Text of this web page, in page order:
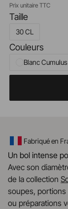
Taille
30 CL
Couleurs
Blanc Cumulus
Prix unitaire TTC
Fabriqué en
Un bol intense
Avec son
de la collection
soupes, portions
ou préparations